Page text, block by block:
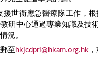
世衞應急醫療隊工作，
研中心通過專業知識及技
況。
至 hkjcdpri@hkam.org.hk